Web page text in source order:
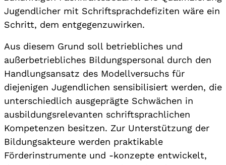
Jugendlicher mit Schriftsprachdefiziten wäre ein
Schritt, dem entgegenzuwirken.
Aus diesem Grund soll betriebliches und
außerbetriebliches Bildungspersonal durch den
Handlungsansatz des Modellversuchs für
diejenigen Jugendlichen sensibilisiert werden, die
unterschiedlich ausgeprägte Schwächen in
ausbildungsrelevanten schriftsprachlichen
Kompetenzen besitzen. Zur Unterstützung der
Bildungsakteure werden praktikable
Förderinstrumente und -konzepte entwickelt,